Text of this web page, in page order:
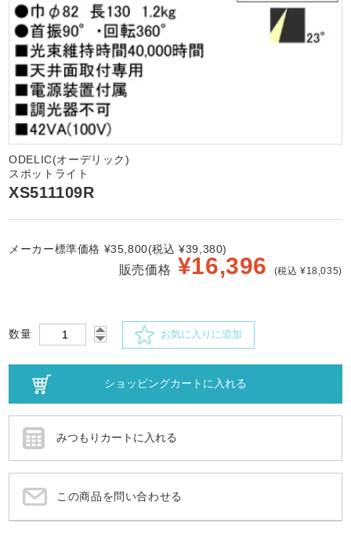
ODELIC(オーデリック)
スポットライト
XS511109R
メーカー標準価格 ¥35,800(税込 ¥39,380)
販売価格 ¥16,396 (税込 ¥18,035)
数量 お気に入りに追加
この商品を問い合わせる